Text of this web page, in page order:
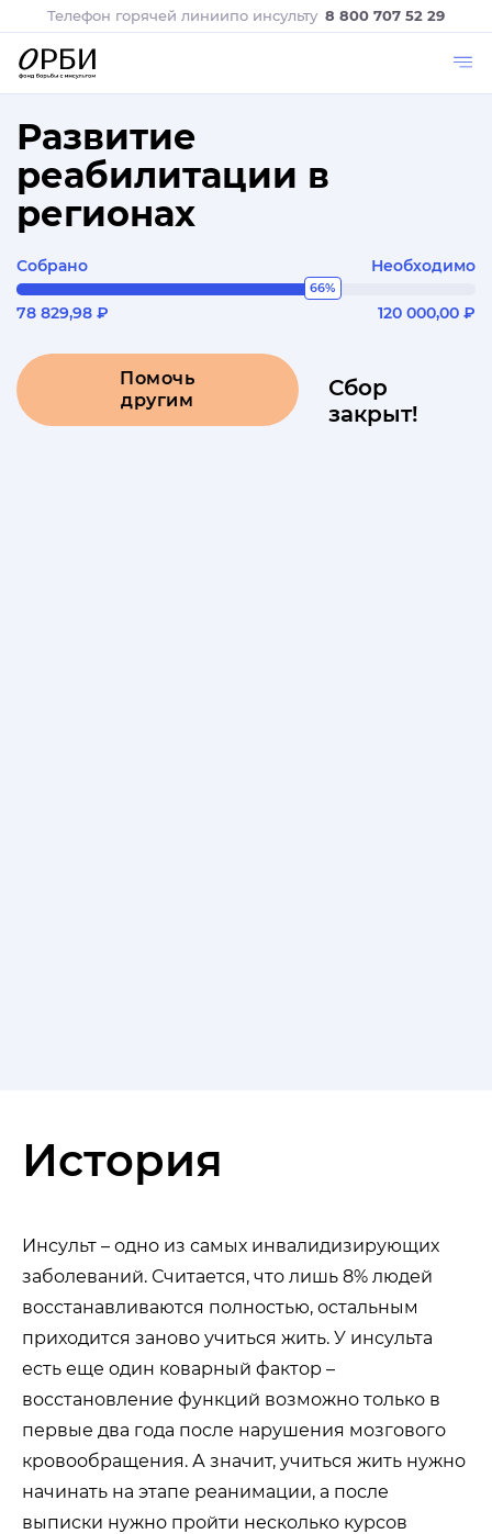
Телефон горячей линиипо инсульту 8 800 707 52 29
Развитие
реабилитации в
регионах
Собрано Необходимо
66%
78 829,98 ₽ 120 000,00 ₽
Помочь
другим
Сбор
закрыт!
История
Инсульт – одно из самых инвалидизирующих
заболеваний. Считается, что лишь 8% людей
восстанавливаются полностью, остальным
приходится заново учиться жить. У инсульта
есть еще один коварный фактор –
восстановление функций возможно только в
первые два года после нарушения мозгового
кровообращения. А значит, учиться жить нужно
начинать на этапе реанимации, а после
выписки нужно пройти несколько курсов